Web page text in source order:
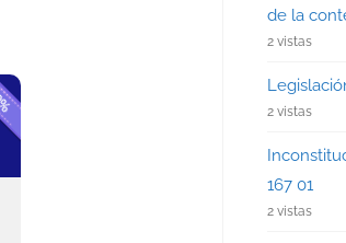
de la
2 vistas
2 vistas
167 01
2 vistas